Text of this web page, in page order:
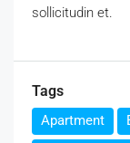
sollicitudin et.
Tags
Apartment